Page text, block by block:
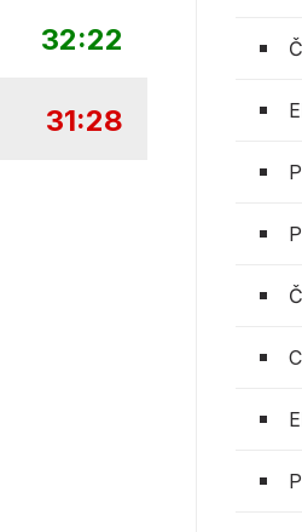
32:22
31:28